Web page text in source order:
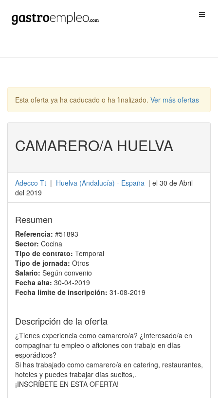
Esta oferta ya ha caducado o ha finalizado. Ver más ofertas
CAMARERO/A HUELVA
Adecco Tt | Huelva (Andalucía) - España | el 30 de Abril
del 2019
Resumen
Referencia: #51893
Sector: Cocina
Tipo de contrato: Temporal
Tipo de jornada: Otros
Salario: Según convenio
Fecha alta: 30-04-2019
Fecha límite de inscripción: 31-08-2019
Descripción de la oferta
¿Tienes experiencia como camarero/a? ¿Interesado/a en
compaginar tu empleo o aficiones con trabajo en días
esporádicos?
Si has trabajado como camarero/a en catering, restaurantes,
hoteles y puedes trabajar días sueltos,.
¡INSCRÍBETE EN ESTA OFERTA!